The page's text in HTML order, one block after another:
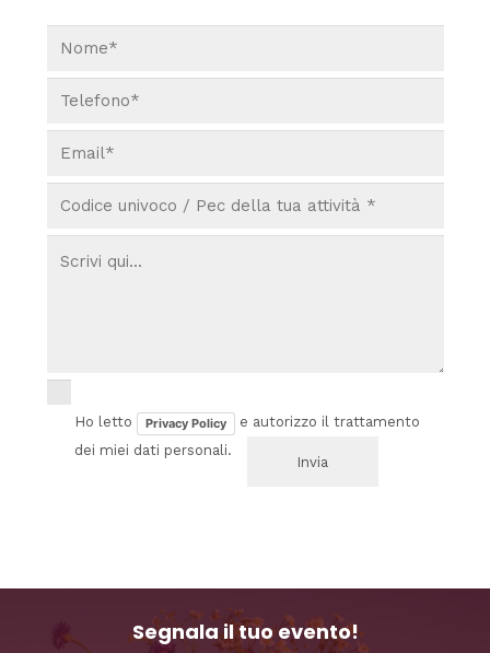
Ho letto Privacy Policy
e autorizzo il trattamento
dei miei dati personali.
Segnala il tuo evento!